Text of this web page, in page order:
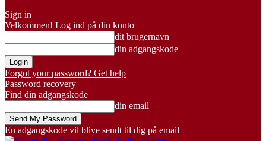
Sign in
Velkommen! Log ind på din konto
dit brugernavn
din adgangskode
Forgot your password? Get help
Password recovery
Find din adgangskode
din email
En adgangskode vil blive sendt til dig på email